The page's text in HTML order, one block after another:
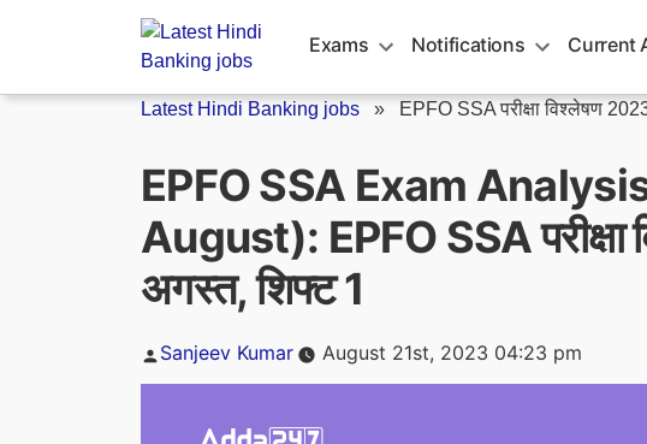
Exams Notifications Current
Latest Hindi Banking jobs » EPFO SSA परीक्षा विश्लेषण
EPFO SSA Exam
August): EPFO SSA
अगस्त, शिफ्ट 1
Posted
Sanjeev Kumar August 21st, 2023 04:23 pm